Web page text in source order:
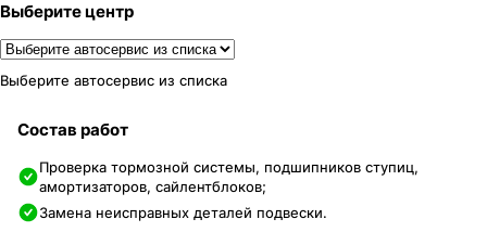
Выберите центр
Выберите автосервис из списка
Состав работ
Проверка тормозной системы, подшипников ступиц,
амортизаторов, сайлентблоков;
Замена неисправных деталей подвески.